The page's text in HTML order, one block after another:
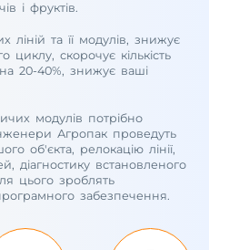
і фруктів.
та її модулів, знижує
циклу, скорочує кількість
20-40%, знижує ваші
модулів потрібно
Агропак проведуть
об'єкта, релокацію лінії,
діагностику встановленого
цього зроблять
забезпечення.